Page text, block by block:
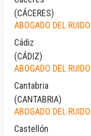
(CÁCERES)
ABOGADO DEL
Cádiz
(CÁDIZ)
ABOGADO DEL
Cantabria
(CANTABRIA)
ABOGADO DEL
Castellón